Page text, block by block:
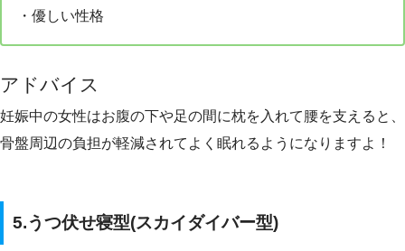
・優しい性格
アドバイス
妊娠中の女性はお腹の下や足の間に枕を入れて腰を支えると、
骨盤周辺の負担が軽減されてよく眠れるようになりますよ！
5.うつ伏せ寝型(スカイダイバー型)